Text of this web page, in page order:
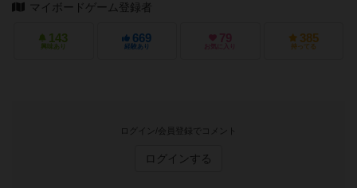
マイボードゲーム登録者
143
興味あり
669
経験あり
79
お気に入り
385
持ってる
ログイン/会員登録でコメント
ログインする